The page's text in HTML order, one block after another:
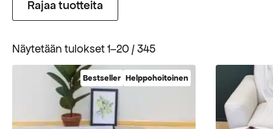
Rajaa tuotteita
Näytetään tulokset 1–20 / 345Suosituimmat
ensin
Bestseller Helppohoitoinen